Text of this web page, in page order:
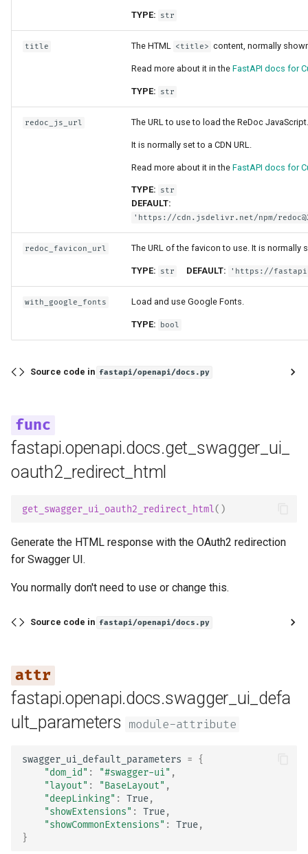
TYPE: str
title The HTML <title> content, normally
Read more about it in the FastAPI docs for
TYPE: str
redoc_js_url The URL to use to load the ReDoc JavaScript.
It is normally set to a CDN URL.
Read more about it in the FastAPI docs for
TYPE: str
DEFAULT:
'https://cdn.jsdelivr.net/npm/
redoc_favicon_url The URL of the favicon to use. It is normally
TYPE: str DEFAULT: 'https://
with_google_fonts Load and use Google Fonts.
TYPE: bool
Source code in fastapi/openapi/docs.py
fastapi.openapi.docs.get_swagger_ui_
oauth2_redirect_html
get_swagger_ui_oauth2_redirect_html()
Generate the HTML response with the OAuth2 redirection
for Swagger UI.
You normally don't need to use or change this.
Source code in fastapi/openapi/docs.py
fastapi.openapi.docs.swagger_ui_defa
ult_parameters
module-attribute
swagger_ui_default_parameters = {
"dom_id" : "#swagger-ui" ,
"layout" : "BaseLayout" ,
"deepLinking" : True,
"showExtensions" : True,
"showCommonExtensions" : True,
}